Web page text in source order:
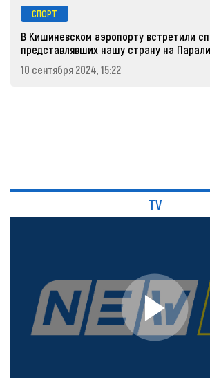
СПОРТ
В Кишиневском аэропорту встретили
представлявших нашу страну на
10 сентября 2024, 15:22
TV